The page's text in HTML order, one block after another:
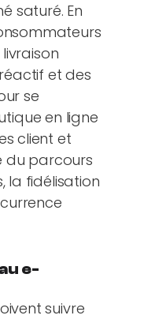
saturé. En
livraison
et des
se
en ligne
client et
du parcours
la fidélisation
e-
suivre